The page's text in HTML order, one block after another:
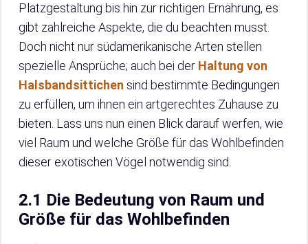
Platzgestaltung bis hin zur richtigen Ernährung, es
gibt zahlreiche Aspekte, die du beachten musst.
Doch nicht nur südamerikanische Arten stellen
spezielle Ansprüche; auch bei der Haltung von
Halsbandsittichen sind bestimmte Bedingungen
zu erfüllen, um ihnen ein artgerechtes Zuhause zu
bieten. Lass uns nun einen Blick darauf werfen, wie
viel Raum und welche Größe für das Wohlbefinden
dieser exotischen Vögel notwendig sind.
2.1 Die Bedeutung von Raum und
Größe für das Wohlbefinden